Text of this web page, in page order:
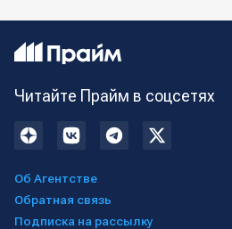
Читайте Прайм в соцсетях
Об Агентстве
Обратная связь
Подписка на рассылку